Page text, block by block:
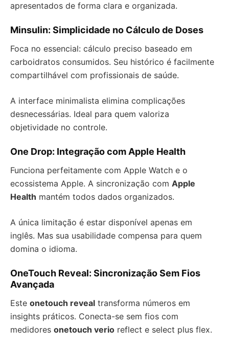
apresentados de forma clara e organizada.
Minsulin: Simplicidade no Cálculo de Doses
Foca no essencial: cálculo preciso baseado em
carboidratos consumidos. Seu histórico é facilmente
compartilhável com profissionais de saúde.
A interface minimalista elimina complicações
desnecessárias. Ideal para quem valoriza
objetividade no controle.
One Drop: Integração com Apple Health
Funciona perfeitamente com Apple Watch e o
ecossistema Apple. A sincronização com Apple
Health mantém todos dados organizados.
A única limitação é estar disponível apenas em
inglês. Mas sua usabilidade compensa para quem
domina o idioma.
OneTouch Reveal: Sincronização Sem Fios
Avançada
Este onetouch reveal transforma números em
insights práticos. Conecta-se sem fios com
medidores onetouch verio reflect e select plus flex.